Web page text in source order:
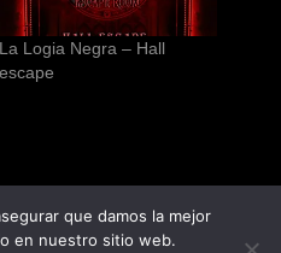
La Logia Negra – Hall
escape
que damos la mejor
en nuestro sitio web.